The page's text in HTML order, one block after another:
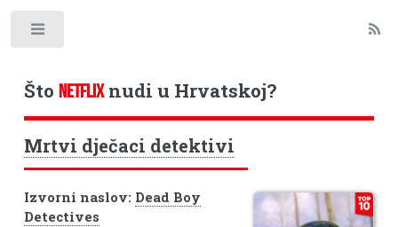
Što NETFLIXnudi u Hrvatskoj?
Mrtvi dječaci detektivi
Izvorni naslov: Dead Boy
Detectives